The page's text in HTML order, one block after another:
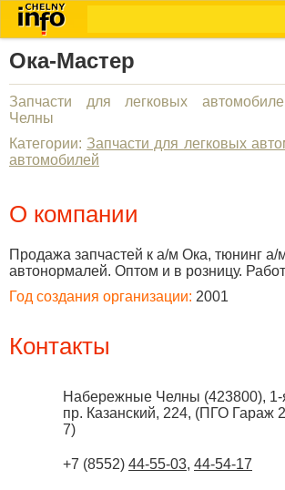
Ока-Мастер
Запчасти для легковых
Челны
Категории: Запчасти для легковых
автомобилей
О компании
Продажа запчастей к а/м Ока, тюнинг
автонормалей. Оптом и в розницу.
Год создания организации: 2001
Контакты
Набережные Челны (423800),
пр. Казанский, 224, (ПГО Гараж
7)
+7 (8552) 44-55-03, 44-54-17